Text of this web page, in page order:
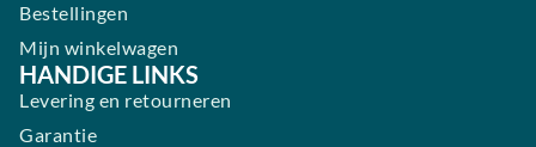
Bestellingen
Mijn winkelwagen
HANDIGE LINKS
Levering en retourneren
Garantie